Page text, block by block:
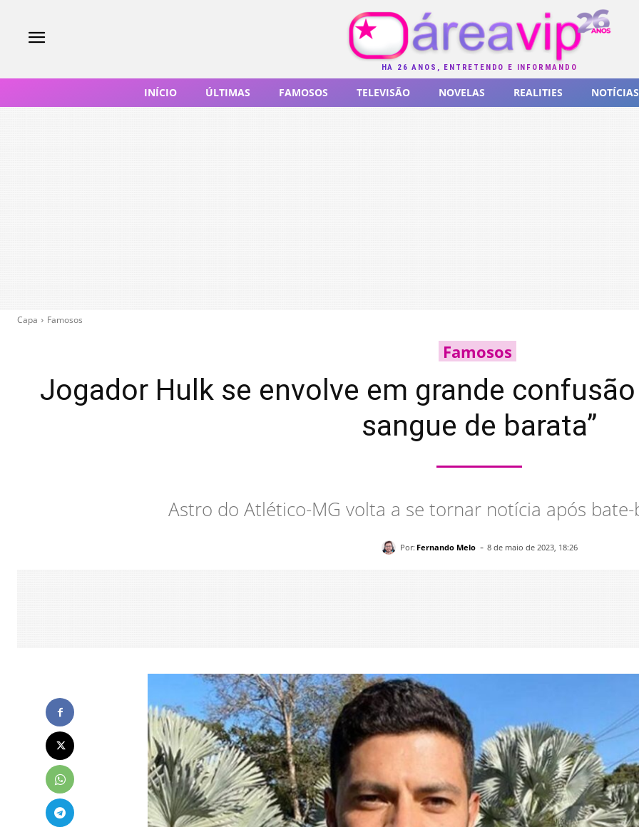
HÁ 26 ANOS, ENTRETENDO E INFORMANDO
INÍCIO ÚLTIMAS FAMOSOS TELEVISÃO NOVELAS REALITIES NOTÍCIAS
Capa Famosos
Famosos
Jogador Hulk se envolve em grande
sangue de barata”
Astro do Atlético-MG volta a se tornar notícia após
Por: Fernando Melo - 8 de maio de 2023, 18:26